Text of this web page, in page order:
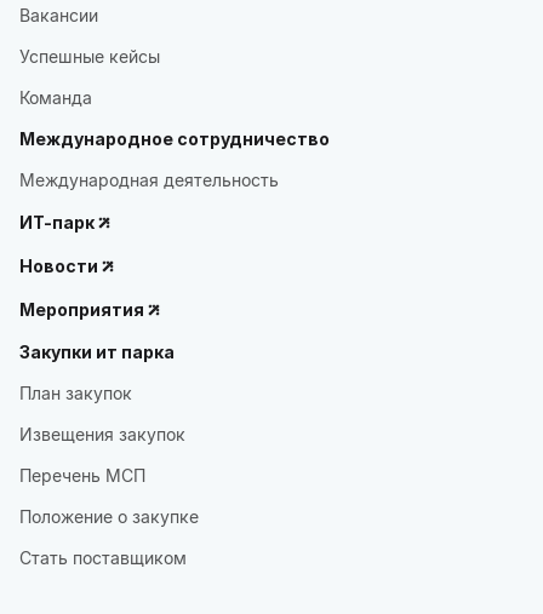
Вакансии
Успешные кейсы
Команда
Международное сотрудничество
Международная деятельность
ИТ-парк
Новости
Мероприятия
Закупки ит парка
План закупок
Извещения закупок
Перечень МСП
Положение о закупке
Стать поставщиком